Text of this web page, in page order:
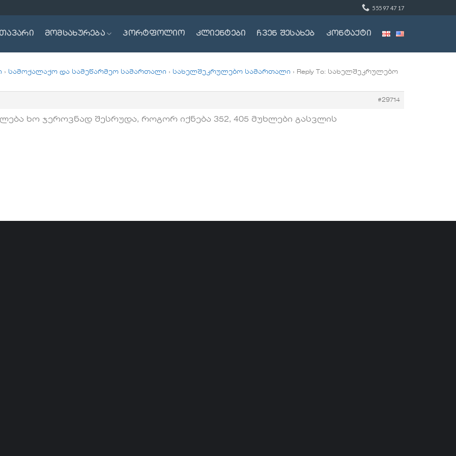
555 97 47 17
მომსახურება პორტფოლიო კლიენტები ჩვენ შესახებ კონტაქტი
› სამოქალაქო და სამეწარმეო სამართალი › სახელშეკრულებო სამართალი › Reply To: სახელშეკრულებო
#29714
ხო ჯეროვნად შესრუდა, როგორ იქნება 352, 405 მუხლები გასვლის